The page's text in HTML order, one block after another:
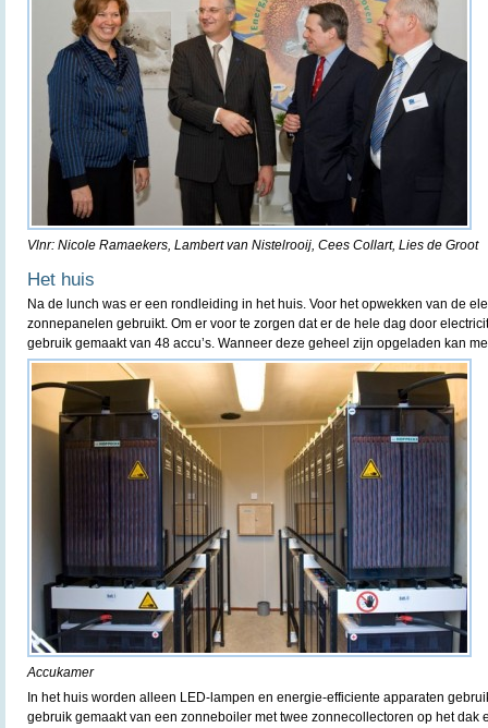
Vlnr: Nicole Ramaekers, Lambert van Nistelrooij, Cees Collart, Lies de Groot
Het huis
Na de lunch was er een rondleiding in het huis. Voor het opwekken van de
zonnepanelen gebruikt. Om er voor te zorgen dat er de hele dag door
gebruik gemaakt van 48 accu’s. Wanneer deze geheel zijn opgeladen kan
Accukamer
In het huis worden alleen LED-lampen en energie-efficiente apparaten
gebruik gemaakt van een zonneboiler met twee zonnecollectoren op het dak